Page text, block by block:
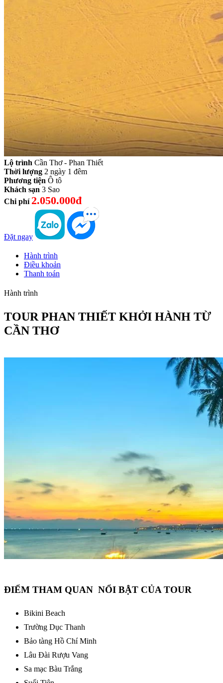
Lộ trình Cần Thơ - Phan Thiết
Thời lượng 2 ngày 1 đêm
Phương tiện Ô tô
Khách sạn 3 Sao
Chi phí 2.050.000đ
Đặt ngay
Hành trình
Điều khoản
Thanh toán
Hành trình
TOUR PHAN THIẾT KHỞI HÀNH TỪ
CẦN THƠ
ĐIỂM THAM QUAN NỔI BẬT CỦA TOUR
Bikini Beach
Trường Dục Thanh
Bảo tàng Hồ Chí Minh
Lâu Đài Rượu Vang
Sa mạc Bàu Trắng